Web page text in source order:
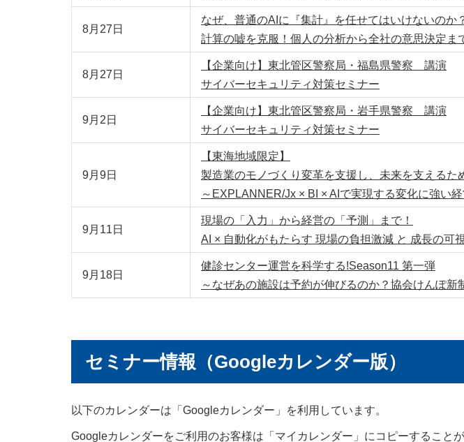
8月27日
なぜ、普通のAIに『集計』を任せてはいけないのか
計算の嘘を克服！個人の分析から全社の意思決定
8月27日
【企業向け】東北管区警察局・福島県警察 講演
サイバーセキュリティ対策セミナー
9月2日
【企業向け】東北管区警察局・岩手県警察 講演
サイバーセキュリティ対策セミナー
9月9日
【東海地域限定】
製造業のモノづくり変革を支援し、未来を支えるた
～EXPLANNER/Jx × BI × AIで実現する変化に強い経
9月11日
現場の「入力」から経営の「予測」まで！
AI × 自動化がもたらす 現場の負担激減 と 成長の可
9月18日
健診センター運営を科学する!Season11 第一弾
～なぜあの施設は予約が伸びるのか？協会けんぽ
セミナー情報（Googleカレンダー版）
以下のカレンダーは「Googleカレンダー」を利用しています。
Googleカレンダーをご利用のお客様は「マイカレンダー」にコピーすることが